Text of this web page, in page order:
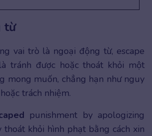
từ
vai trò là ngoại động từ, escape
tránh được hoặc thoát khỏi một
mong muốn, chẳng hạn như nguy
trách nhiệm.
punishment by apologizing
thoát khỏi hình phạt bằng cách xin